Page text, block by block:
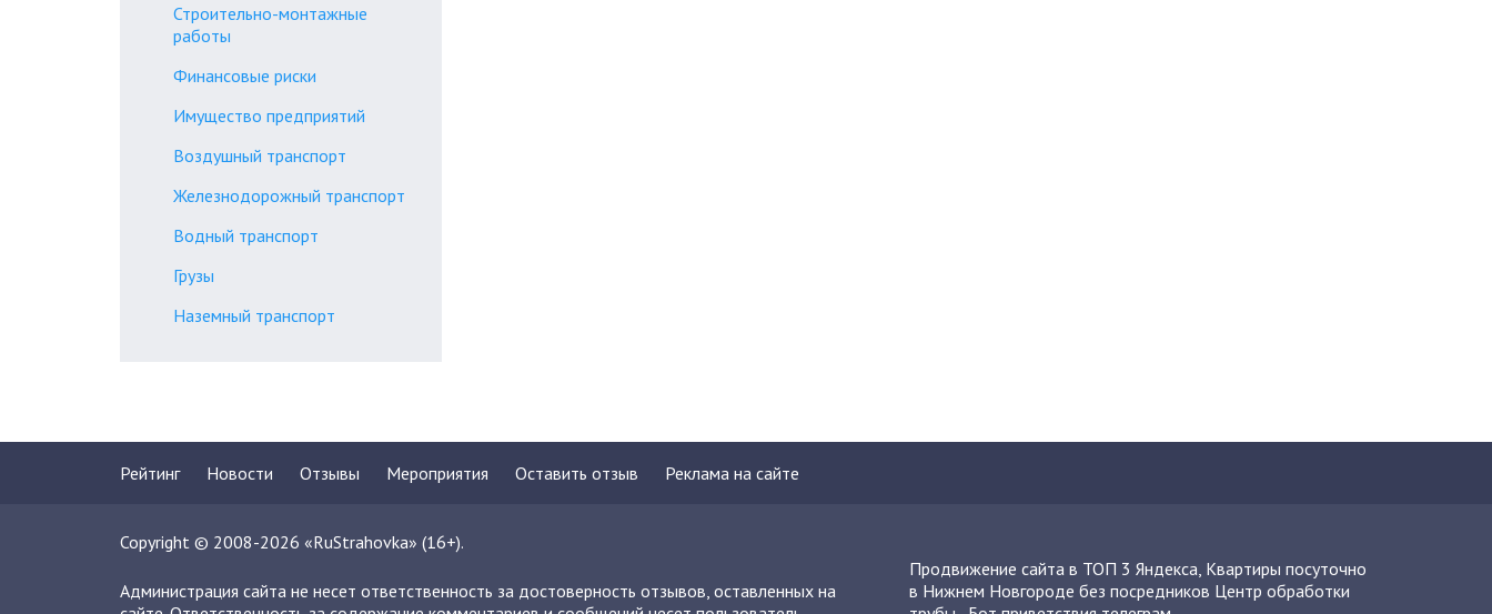
Строительно-монтажные
работы
Финансовые риски
Имущество предприятий
Воздушный транспорт
Железнодорожный транспорт
Водный транспорт
Грузы
Наземный транспорт
Рейтинг Новости Отзывы Мероприятия Оставить отзыв Реклама на сайте
Copyright © 2008-2026 «RuStrahovka» (16+).
Администрация сайта не несет ответственность за достоверность отзывов, оставленных на
Продвижение сайта в ТОП 3 Яндекса Квартиры посуточно
в Нижнем Новгороде без посредников Центр обработки